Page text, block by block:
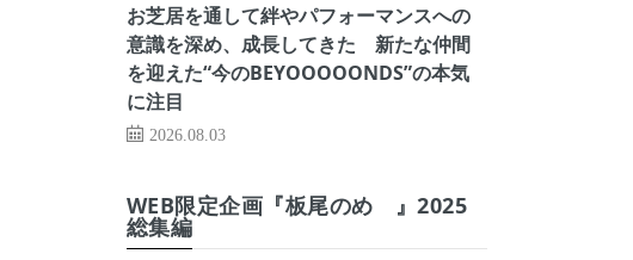
お芝居を通して絆やパフォーマンスへの
意識を深め、成長してきた 新たな仲間
を迎えた“今のBEYOOOOONDS”の本気
に注目
2026.08.03
WEB限定企画『板尾のめ゙』2025
総集編